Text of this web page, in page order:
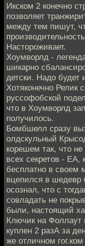
Икском 2 конечно
позволяет
между тем пишут,
Настороживает.
Хоумворлд -
шикарно
детски. Надо будет
Хотяконечно Релик
руссофобской
что в Хоумворлд
получилось.
Бомбшелл сразу
олдскульный
корешем так, что
всех секретов - EA,
бесплатно в своем
вцепился в
осознал, что с
совладать не
были, настоящий
Ключик на Фоллаут
куплен 2 разА за
же отличном гог.ком